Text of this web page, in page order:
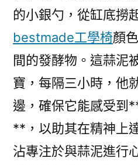
的小銀勺，從缸底撈
bestmade工學椅顏
間的發酵物。這蒜泥
寶，每隔三小時，他
邊，確保它能感受到
**，以助其在精神上
沾專注於與蒜泥進行